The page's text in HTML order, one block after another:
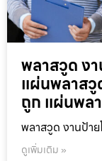
พลาสวูด ง
แผ่นพลาสวู
ถูก แผ่นพล
พลาสวูด งานป้า
ดูเพิ่มเติม »